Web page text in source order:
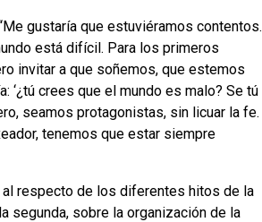
gustaría que estuviéramos contentos.
está difícil. Para los primeros
invitar a que soñemos, que estemos
‘¿tú crees que el mundo es malo? Se tú
seamos protagonistas, sin licuar la fe.
tenemos que estar siempre
respecto de los diferentes hitos de la
segunda, sobre la organización de la